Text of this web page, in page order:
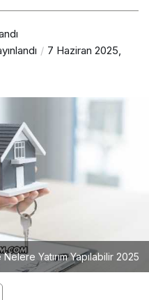
7 Haziran 2025,
Yatırım Yapılabilir 2025